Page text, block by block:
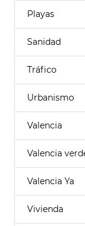
Playas
Sanidad
Tráfico
Urbanismo
Valencia
Valencia
Valencia Ya
Vivienda